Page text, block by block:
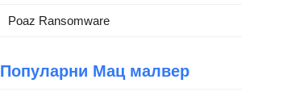
Poaz Ransomware
Популарни Мац малвер